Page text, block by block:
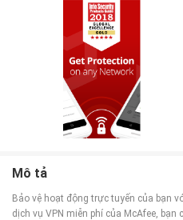
Mô tả
Bảo vệ hoạt động trực tuyến của bạn
dịch vụ VPN miễn phí của McAfee,